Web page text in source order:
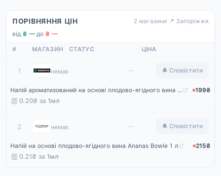
ПОРІВНЯННЯ ЦІН 2 магазини· 📍 Запоріжжя
від ₴ —·до ₴ —
# МАГАЗИН СТАТУС ЦІНА
1 Rozetka
немає — 🔔 Сповістити
Напій ароматизований на основі плодово-ягідного вина Katlenburger Ananas Bowle 1 л 7% (4001486965001)
199₴
0.20₴ за 1мл
2 Alcomag
немає — 🔔 Сповістити
Напій на основі плодово-ягідного вина Ananas Bowle 1 л
215₴
0.21₴ за 1мл